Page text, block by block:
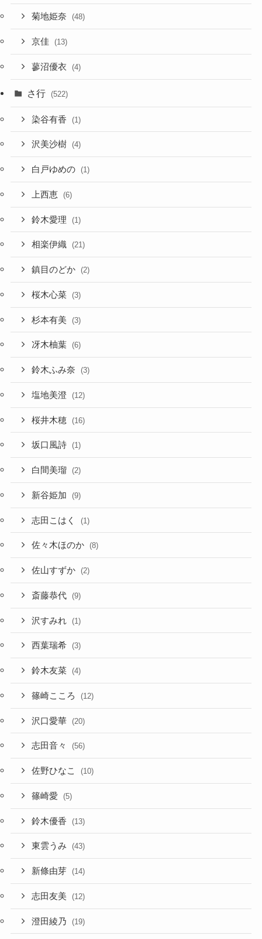
菊地姫奈 (48)
京佳 (13)
蓼沼優衣 (4)
さ行 (522)
染谷有香 (1)
沢美沙樹 (4)
白戸ゆめの (1)
上西恵 (6)
鈴木愛理 (1)
相楽伊織 (21)
鎮目のどか (2)
桜木心菜 (3)
杉本有美 (3)
冴木柚葉 (6)
鈴木ふみ奈 (3)
塩地美澄 (12)
桜井木穂 (16)
坂口風詩 (1)
白間美瑠 (2)
新谷姫加 (9)
志田こはく (1)
佐々木ほのか (8)
佐山すずか (2)
斎藤恭代 (9)
沢すみれ (1)
西葉瑞希 (3)
鈴木友菜 (4)
篠崎こころ (12)
沢口愛華 (20)
志田音々 (56)
佐野ひなこ (10)
篠崎愛 (5)
鈴木優香 (13)
東雲うみ (43)
新條由芽 (14)
志田友美 (12)
澄田綾乃 (19)